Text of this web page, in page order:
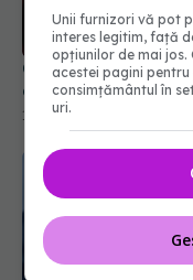
Ceața cerebrală
ce milioane de
13 oct 2025, 08:27
Unii furnizori vă pot
interes legitim, față
opțiunilor de mai jos.
acestei pagini
consimțământul în
uri.